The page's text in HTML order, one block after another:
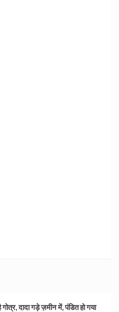
दादा गड़े ज़मीन में, पंडित हो गया